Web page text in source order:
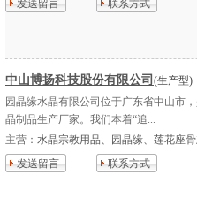
发送留言
联系方式
中山博扬科技股份有限公司 (生产型)
园晶缘水晶有限公司位于广东省中山市
晶制品生产厂家。我们本着“追...
主营： 水晶宗教用品、园晶缘、莲花座骨
发送留言
联系方式